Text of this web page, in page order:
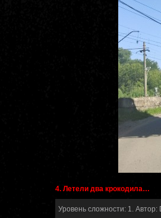
4. Летели два крокодила…
Уровень сложности: 1. Автор: